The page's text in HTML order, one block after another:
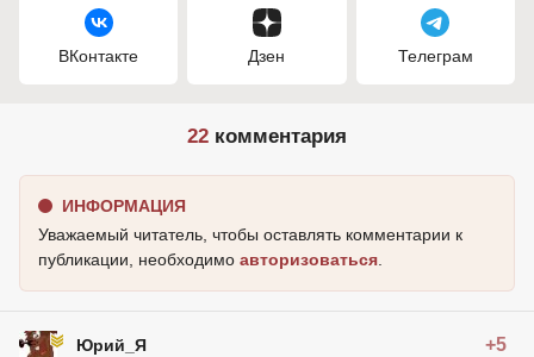
ВКонтакте Дзен Телеграм
22 комментария
ИНФОРМАЦИЯ
Уважаемый читатель, чтобы оставлять комментарии к
публикации, необходимо авторизоваться
Юрий_Я +5